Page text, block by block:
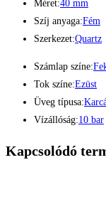
Méret:40 mm
Szíj anyaga:Fém
Szerkezet:Quartz
Számlap színe:
Tok színe:Ezüst
Üveg típusa:
Vízállóság:10 bar
Kapcsolódó